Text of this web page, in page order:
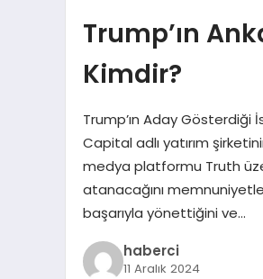
Trump’ın
Kimdir?
Trump’ın Aday Gösterdiği
Capital adlı yatırım
medya platformu Truth
atanacağını
başarıyla yönettiğini ve…
haberci
11 Aralık 2024